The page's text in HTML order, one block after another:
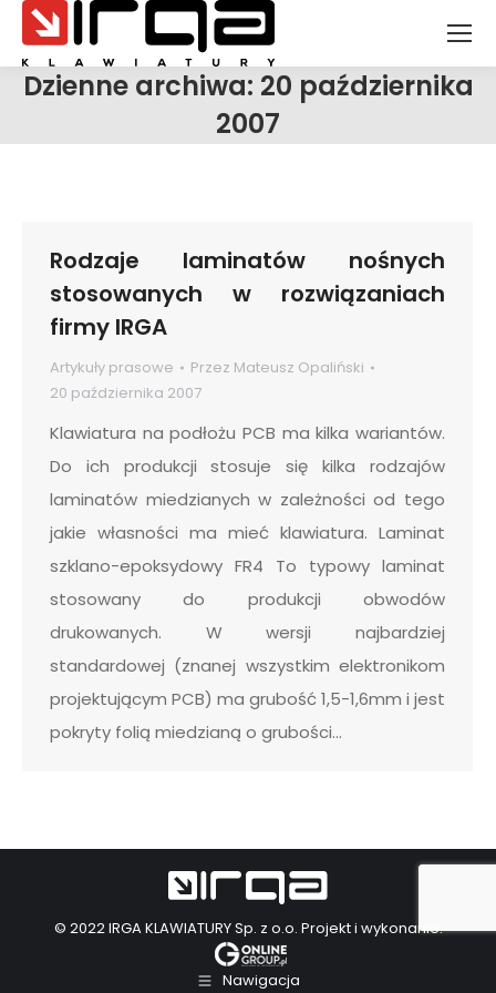
Dzienne archiwa: 20 października
2007
Rodzaje laminatów nośnych
stosowanych w rozwiązaniach
firmy IRGA
Artykuły prasowe Przez Mateusz Opaliński
20 października 2007
Klawiatura na podłożu PCB ma kilka wariantów.
Do ich produkcji stosuje się kilka rodzajów
laminatów miedzianych w zależności od tego
jakie własności ma mieć klawiatura. Laminat
szklano-epoksydowy FR4 To typowy laminat
stosowany do produkcji obwodów
drukowanych. W wersji najbardziej
standardowej (znanej wszystkim elektronikom
projektującym PCB) ma grubość 1,5-1,6mm i jest
pokryty folią miedzianą o grubości…
© 2022IRGA KLAWIATURY Sp. z o.o. Projekt i wykonanie:
Nawigacja